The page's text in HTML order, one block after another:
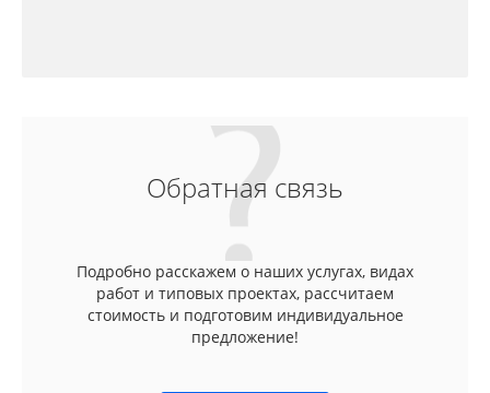
Обратная связь
Подробно расскажем о наших услугах, видах
работ и типовых проектах, рассчитаем
стоимость и подготовим индивидуальное
предложение!